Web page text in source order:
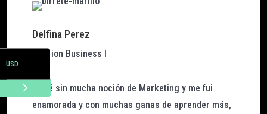
Delfina Perez
Fashion Business I
Entré sin mucha noción de Marketing y me fui
enamorada y con muchas ganas de aprender más,
USD